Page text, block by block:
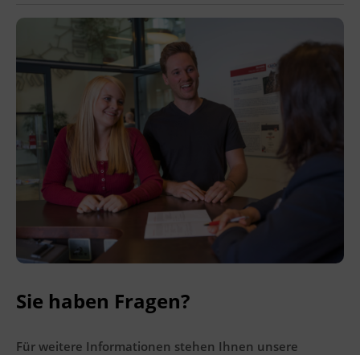
Ingenieurzertifizierung
BFI Reutte
BFI Schwaz
Sie haben Fragen?
Für weitere Informationen stehen Ihnen unsere